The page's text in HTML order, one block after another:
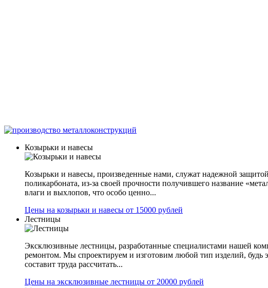
Козырьки и навесы
Козырьки и навесы, произведенные нами, служат надежной
поликарбоната, из-за своей прочности получившего название
влаги и выхлопов, что особо ценно...
Цены на козырьки и навесы от 15000 рублей
Лестницы
Эксклюзивные лестницы, разработанные специалистами нашей
ремонтом. Мы спроектируем и изготовим любой тип изделий,
составит труда рассчитать...
Цены на эксклюзивные лестницы от 20000 рублей